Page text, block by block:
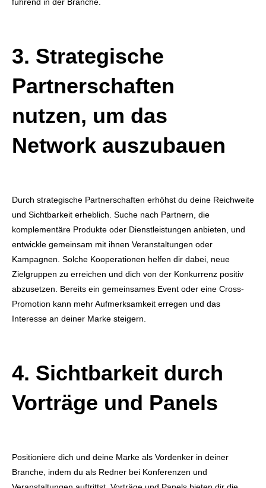
führend in der Branche.
3. Strategische
Partnerschaften
nutzen, um das
Network auszubauen
Durch strategische Partnerschaften erhöhst du deine Reichweite
und Sichtbarkeit erheblich. Suche nach Partnern, die
komplementäre Produkte oder Dienstleistungen anbieten, und
entwickle gemeinsam mit ihnen Veranstaltungen oder
Kampagnen. Solche Kooperationen helfen dir dabei, neue
Zielgruppen zu erreichen und dich von der Konkurrenz positiv
abzusetzen. Bereits ein gemeinsames Event oder eine Cross-
Promotion kann mehr Aufmerksamkeit erregen und das
Interesse an deiner Marke steigern.
4. Sichtbarkeit durch
Vorträge und Panels
Positioniere dich und deine Marke als Vordenker in deiner
Branche, indem du als Redner bei Konferenzen und